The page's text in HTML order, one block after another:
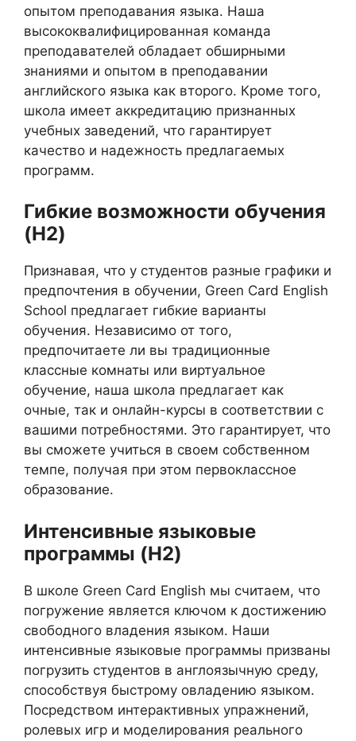
опытом преподавания языка. Наша
высококвалифицированная команда
преподавателей обладает обширными
знаниями и опытом в преподавании
английского языка как второго. Кроме того,
школа имеет аккредитацию признанных
учебных заведений, что гарантирует
качество и надежность предлагаемых
программ.
Гибкие возможности обучения
(H2)
Признавая, что у студентов разные графики и
предпочтения в обучении, Green Card English
School предлагает гибкие варианты
обучения. Независимо от того,
предпочитаете ли вы традиционные
классные комнаты или виртуальное
обучение, наша школа предлагает как
очные, так и онлайн-курсы в соответствии с
вашими потребностями. Это гарантирует, что
вы сможете учиться в своем собственном
темпе, получая при этом первоклассное
образование.
Интенсивные языковые
программы (H2)
В школе Green Card English мы считаем, что
погружение является ключом к достижению
свободного владения языком. Наши
интенсивные языковые программы призваны
погрузить студентов в англоязычную среду,
способствуя быстрому овладению языком.
Посредством интерактивных упражнений,
ролевых игр и моделирования реального